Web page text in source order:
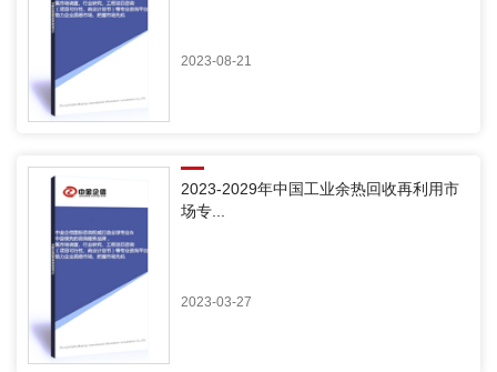
2023-08-21
2023-2029年中国工业余热回收再利用市
场专...
2023-03-27